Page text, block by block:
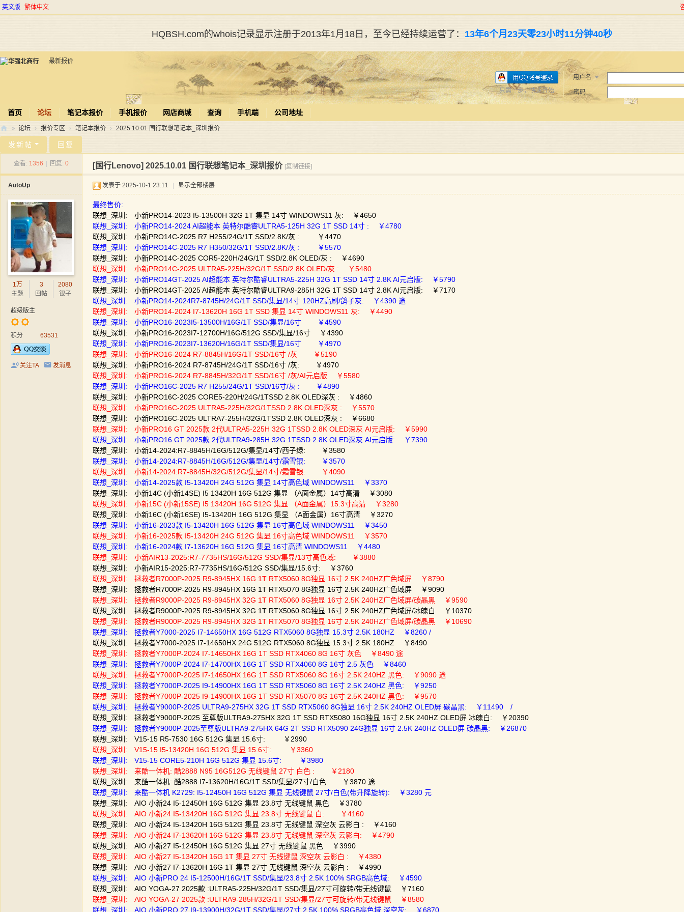
英文版 繁体中文
HQBSH.com的whois记录显示注册于2013年1月18日，至今已经持续运营了： 13年6个月23天零23小时11分钟40秒
最新报价
用户名
密码
只需一步，快速开始
首页 论坛 笔记本报价 手机报价 网店商城 查询 手机端 公司地址
北
» 论坛 › 报价专区 › 笔记本报价 › 2025.10.01 国行联想笔记本_深圳报价
发新帖 回复
查看: 1356 回复: 0 [国行Lenovo] 2025.10.01 国行联想笔记本_深圳报价 [复制链接]
AutoUp
1万
主题
3
回帖
2080
银子
超级版主
积分 63531
关注TA 发消息
发表于 2025-10-1 23:11 显示全部楼层
最终售价:
联想_深圳: 小新PRO14-2023 I5-13500H 32G 1T 集显 14寸 WINDOWS11 灰: ￥4650
联想_深圳: 小新PRO14-2024 AI超能本 英特尔酷睿ULTRA5-125H 32G 1T SSD 14寸 : ￥4780
联想_深圳: 小新PRO14C-2025 R7 H255/24G/1T SSD/2.8K/灰 : ￥4470
联想_深圳: 小新PRO14C-2025 R7 H350/32G/1T SSD/2.8K/灰 : ￥5570
联想_深圳: 小新PRO14C-2025 COR5-220H/24G/1T SSD/2.8K OLED/灰 : ￥4690
联想_深圳: 小新PRO14C-2025 ULTRA5-225H/32G/1T SSD/2.8K OLED/灰 : ￥5480
联想_深圳: 小新PRO14GT-2025 AI超能本 英特尔酷睿ULTRA5-225H 32G 1T SSD 14寸 2.8K AI元启版: ￥5790
联想_深圳: 小新PRO14GT-2025 AI超能本 英特尔酷睿ULTRA9-285H 32G 1T SSD 14寸 2.8K AI元启版: ￥7170
联想_深圳: 小新PRO14-2024R7-8745H/24G/1T SSD/集显/14寸 120HZ高刷/鸽子灰: ￥4390 途
联想_深圳: 小新PRO14-2024 I7-13620H 16G 1T SSD 集显 14寸 WINDOWS11 灰: ￥4490
联想_深圳: 小新PRO16-2023I5-13500H/16G/1T SSD/集显/16寸 ￥4590
联想_深圳: 小新PRO16-2023I7-12700H/16G/512G SSD/集显/16寸 ￥4390
联想_深圳: 小新PRO16-2023I7-13620H/16G/1T SSD/集显/16寸 ￥4970
联想_深圳: 小新PRO16-2024 R7-8845H/16G/1T SSD/16寸 /灰 ￥5190
联想_深圳: 小新PRO16-2024 R7-8745H/24G/1T SSD/16寸 /灰: ￥4970
联想_深圳: 小新PRO16-2024 R7-8845H/32G/1T SSD/16寸 /灰/AI元启版 ￥5580
联想_深圳: 小新PRO16C-2025 R7 H255/24G/1T SSD/16寸/灰 : ￥4890
联想_深圳: 小新PRO16C-2025 CORE5-220H/24G/1TSSD 2.8K OLED深灰 : ￥4860
联想_深圳: 小新PRO16C-2025 ULTRA5-225H/32G/1TSSD 2.8K OLED深灰 : ￥5570
联想_深圳: 小新PRO16C-2025 ULTRA7-255H/32G/1TSSD 2.8K OLED深灰 : ￥6680
联想_深圳: 小新PRO16 GT 2025款 2代ULTRA5-225H 32G 1TSSD 2.8K OLED深灰 AI元启版: ￥5990
联想_深圳: 小新PRO16 GT 2025款 2代ULTRA9-285H 32G 1TSSD 2.8K OLED深灰 AI元启版: ￥7390
联想_深圳: 小新14-2024:R7-8845H/16G/512G/集显/14寸/西子绿: ￥3580
联想_深圳: 小新14-2024:R7-8845H/16G/512G/集显/14寸/霜雪银: ￥3570
联想_深圳: 小新14-2024:R7-8845H/32G/512G/集显/14寸/霜雪银: ￥4090
联想_深圳: 小新14-2025款 I5-13420H 24G 512G 集显 14寸高色域 WINDOWS11 ￥3370
联想_深圳: 小新14C (小新14SE) I5 13420H 16G 512G 集显 （A面金属）14寸高清 ￥3080
联想_深圳: 小新15C (小新15SE) I5 13420H 16G 512G 集显 （A面金属）15.3寸高清 ￥3280
联想_深圳: 小新16C (小新16SE) I5-13420H 16G 512G 集显 （A面金属）16寸高清 ￥3270
联想_深圳: 小新16-2023款 I5-13420H 16G 512G 集显 16寸高色域 WINDOWS11 ￥3450
联想_深圳: 小新16-2025款 I5-13420H 24G 512G 集显 16寸高色域 WINDOWS11 ￥3570
联想_深圳: 小新16-2024款 I7-13620H 16G 512G 集显 16寸高清 WINDOWS11 ￥4480
联想_深圳: 小新AIR13-2025:R7-7735HS/16G/512G SSD/集显/13寸高色域: ￥3880
联想_深圳: 小新AIR15-2025:R7-7735HS/16G/512G SSD/集显/15.6寸: ￥3760
联想_深圳: 拯救者R7000P-2025 R9-8945HX 16G 1T RTX5060 8G独显 16寸 2.5K 240HZ广色域屏 ￥8790
联想_深圳: 拯救者R7000P-2025 R9-8945HX 16G 1T RTX5070 8G独显 16寸 2.5K 240HZ广色域屏 ￥9090
联想_深圳: 拯救者R9000P-2025 R9-8945HX 32G 1T RTX5060 8G独显 16寸 2.5K 240HZ广色域屏/碳晶黑 ￥9590
联想_深圳: 拯救者R9000P-2025 R9-8945HX 32G 1T RTX5060 8G独显 16寸 2.5K 240HZ广色域屏/冰魄白 ￥10370
联想_深圳: 拯救者R9000P-2025 R9-8945HX 32G 1T RTX5070 8G独显 16寸 2.5K 240HZ广色域屏/碳晶黑 ￥10690
联想_深圳: 拯救者Y7000-2025 I7-14650HX 16G 512G RTX5060 8G独显 15.3寸 2.5K 180HZ ￥8260 /
联想_深圳: 拯救者Y7000-2025 I7-14650HX 24G 512G RTX5060 8G独显 15.3寸 2.5K 180HZ ￥8490
联想_深圳: 拯救者Y7000P-2024 I7-14650HX 16G 1T SSD RTX4060 8G 16寸 灰色 ￥8490 途
联想_深圳: 拯救者Y7000P-2024 I7-14700HX 16G 1T SSD RTX4060 8G 16寸 2.5 灰色 ￥8460
联想_深圳: 拯救者Y7000P-2025 I7-14650HX 16G 1T SSD RTX5060 8G 16寸 2.5K 240HZ 黑色: ￥9090 途
联想_深圳: 拯救者Y7000P-2025 I9-14900HX 16G 1T SSD RTX5060 8G 16寸 2.5K 240HZ 黑色: ￥9250
联想_深圳: 拯救者Y7000P-2025 I9-14900HX 16G 1T SSD RTX5070 8G 16寸 2.5K 240HZ 黑色: ￥9570
联想_深圳: 拯救者Y9000P-2025 ULTRA9-275HX 32G 1T SSD RTX5060 8G独显 16寸 2.5K 240HZ OLED屏 碳晶黑: ￥11490 /
联想_深圳: 拯救者Y9000P-2025 至尊版ULTRA9-275HX 32G 1T SSD RTX5080 16G独显 16寸 2.5K 240HZ OLED屏 冰魄白: ￥20390
联想_深圳: 拯救者Y9000P-2025至尊版ULTRA9-275HX 64G 2T SSD RTX5090 24G独显 16寸 2.5K 240HZ OLED屏 碳晶黑: ￥26870
联想_深圳: V15-15 R5-7530 16G 512G 集显 15.6寸: ￥2990
联想_深圳: V15-15 I5-13420H 16G 512G 集显 15.6寸: ￥3360
联想_深圳: V15-15 CORE5-210H 16G 512G 集显 15.6寸: ￥3980
联想_深圳: 来酷一体机: 酷2888 N95 16G512G 无线键鼠 27寸 白色 : ￥2180
联想_深圳: 来酷一体机: 酷2888 I7-13620H/16G/1T SSD/集显/27寸/白色 ￥3870 途
联想_深圳: 来酷一体机 K2729: I5-12450H 16G 512G 集显 无线键鼠 27寸/白色(带升降旋转): ￥3280 元
联想_深圳: AIO 小新24 I5-12450H 16G 512G 集显 23.8寸 无线键鼠 黑色 ￥3780
联想_深圳: AIO 小新24 I5-13420H 16G 512G 集显 23.8寸 无线键鼠 白: ￥4160
联想_深圳: AIO 小新24 I5-13420H 16G 512G 集显 23.8寸 无线键鼠 深空灰 云影白 : ￥4160
联想_深圳: AIO 小新24 I7-13620H 16G 512G 集显 23.8寸 无线键鼠 深空灰 云影白: ￥4790
联想_深圳: AIO 小新27 I5-12450H 16G 512G 集显 27寸 无线键鼠 黑色 ￥3990
联想_深圳: AIO 小新27 I5-13420H 16G 1T 集显 27寸 无线键鼠 深空灰 云影白 : ￥4380
联想_深圳: AIO 小新27 I7-13620H 16G 1T 集显 27寸 无线键鼠 深空灰 云影白 : ￥4990
联想_深圳: AIO 小新PRO 24 I5-12500H/16G/1T SSD/集显/23.8寸 2.5K 100% SRGB高色域: ￥4590
联想_深圳: AIO YOGA-27 2025款 :ULTRA5-225H/32G/1T SSD/集显/27寸可旋转/带无线键鼠 ￥7160
联想_深圳: AIO YOGA-27 2025款 :ULTRA9-285H/32G/1T SSD/集显/27寸可旋转/带无线键鼠 ￥8580
联想_深圳: AIO 小新PRO 27 I9-13900H/32G/1T SSD/集显/27寸 2.5K 100% SRGB高色域 深空灰: ￥6870